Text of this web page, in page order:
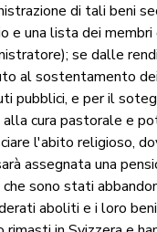
di tali beni
e una lista dei
se dalle
al sostentamento
pubblici, e per il
cura pastorale e
l'abito religioso,
assegnata una
sono stati
aboliti e i loro